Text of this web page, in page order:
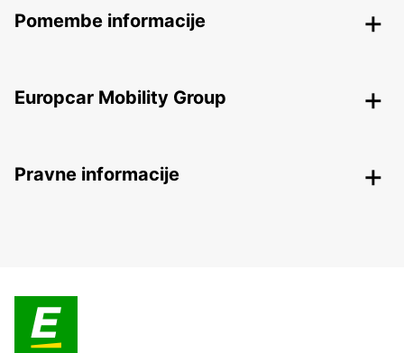
Pomembe informacije
Europcar Mobility Group
Pravne informacije